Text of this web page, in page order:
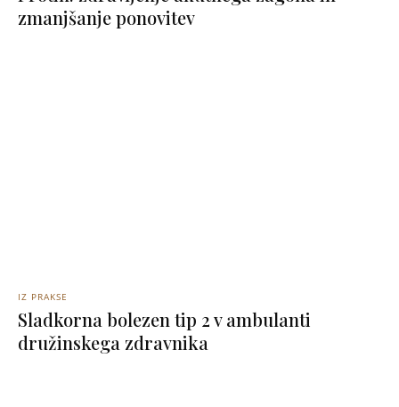
zmanjšanje ponovitev
IZ PRAKSE
Sladkorna bolezen tip 2 v ambulanti
družinskega zdravnika